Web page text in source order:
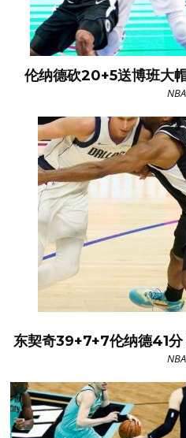
伦纳德砍20+5送博班大
NBA
东契奇39+7+7伦纳德41
NBA